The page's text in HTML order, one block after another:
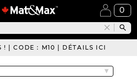
0
! | CODE : M10 | DÉTAILS ICI